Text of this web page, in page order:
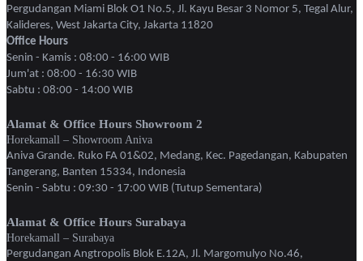
Pergudangan Miami Blok O1 No.5, Jl. Kayu Besar 3 Nomor 5, Tegal Alur,
Kalideres, West Jakarta City, Jakarta 11820
Office Hours
Senin - Kamis : 08:00 - 16:00 WIB
Jum'at : 08:00 - 16:30 WIB
Sabtu : 08:00 - 14:00 WIB
Alamat & Office Hours Showroom 2
Horekamall – Showroom Aniva
Aniva Grande. Ruko FA 01&02, Medang, Kec. Pagedangan, Kabupaten
Tangerang, Banten 15334, Indonesia
Senin - Sabtu : 09:30 - 17:00 WIB (Tutup Sementara)
Alamat & Office Hours Surabaya
Horekamall – Surabaya
Pergudangan Angtropolis Blok E.12A, Jl. Margomulyo No.46,